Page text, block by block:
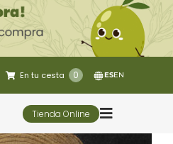
En tu cesta 0 ESEN
Tienda Online
Toggle